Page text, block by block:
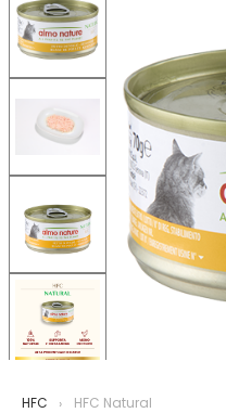
HFC HFC Natural